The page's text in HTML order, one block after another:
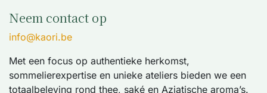
Neem contact op
info@kaori.be
Met een focus op authentieke herkomst,
sommelierexpertise en unieke ateliers bieden we een
totaalbeleving rond thee, saké en Aziatische aroma’s.